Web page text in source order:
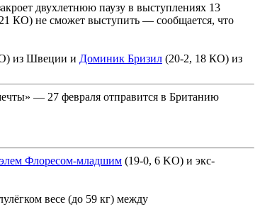
двухлетнюю паузу в выступлениях 13
КО) не сможет выступить — сообщается, что
из Швеции и Доминик Бризил (20-2, 18 КО) из
— 27 февраля отправится в Британию
Флоресом-младшим (19-0, 6 KO) и экс-
весе (до 59 кг) между